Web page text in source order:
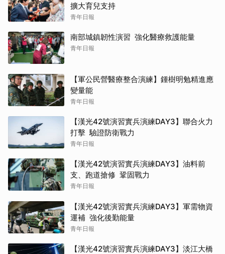
擴大育兒支持
青年日報
南部城鎮韌性演習 強化醫療救護能量
青年日報
【軍公民營醫療整合演練】鍾樹明勉精進應
變量能
青年日報
【漢光42號演習實兵演練DAY3】聯合火力
打擊 驗證防衛戰力
青年日報
【漢光42號演習實兵演練DAY3】油料前
支、跑道搶修 鞏固戰力
青年日報
【漢光42號演習實兵演練DAY3】軍需物資
運補 強化後勤能量
青年日報
【漢光42號演習實兵演練DAY3】淡江大橋